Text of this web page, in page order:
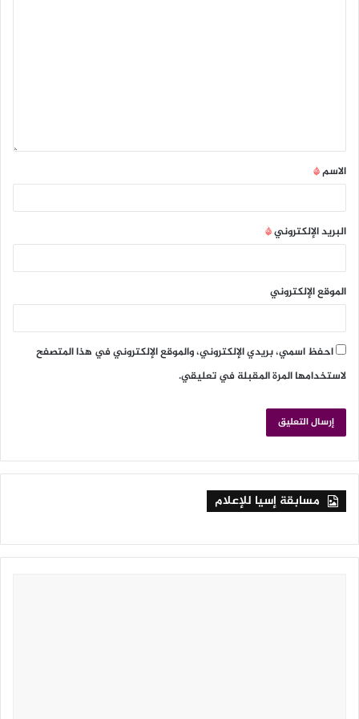
الاسم*
البريد الإلكتروني*
الموقع الإلكتروني
احفظ اسمي، بريدي الإلكتروني، والموقع الإلكتروني في هذا المتصفح
لاستخدامها المرة المقبلة في تعليقي.
مسابقة إسيا للإعلام